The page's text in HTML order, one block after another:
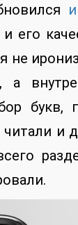
его
букв,
и